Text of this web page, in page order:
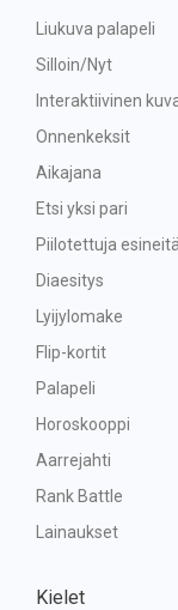
Liukuva palapeli
Silloin/Nyt
Interaktiivinen
Onnenkeksit
Aikajana
Etsi yksi pari
Piilotettuja esineitä
Diaesitys
Lyijylomake
Flip-kortit
Palapeli
Horoskooppi
Aarrejahti
Rank Battle
Lainaukset
Kielet